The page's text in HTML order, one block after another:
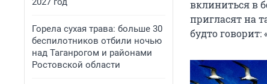
Горела сухая трава: больше 30
беспилотников отбили ночью
над Таганрогом и районами
Ростовской области
вклиниться в
пригласят на
будто говорит: